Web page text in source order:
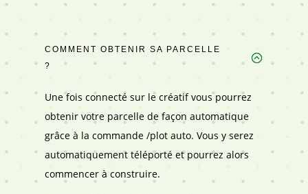
COMMENT OBTENIR SA PARCELLE
?
Une fois connecté sur le créatif vous pourrez
obtenir votre parcelle de façon automatique
grâce à la commande /plot auto. Vous y serez
automatiquement téléporté et pourrez alors
commencer à construire.